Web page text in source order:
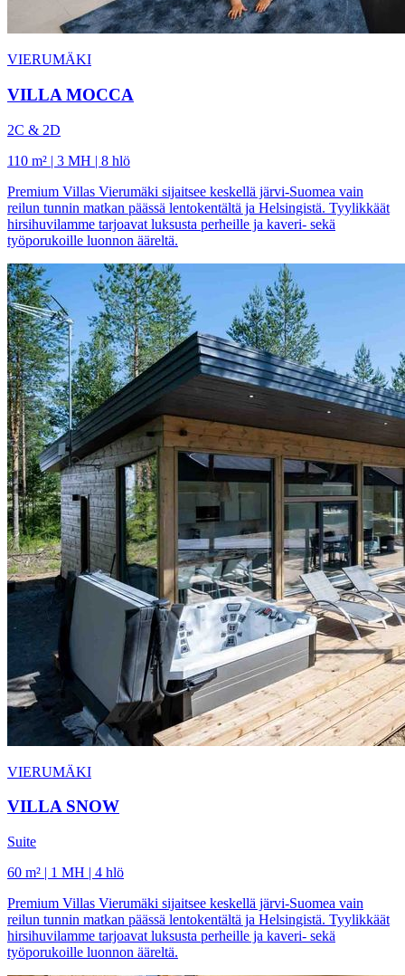
VIERUMÄKI
VILLA MOCCA
2C & 2D
110 m² | 3 MH | 8 hlö
Premium Villas Vierumäki sijaitsee keskellä järvi-Suomea vain
reilun tunnin matkan päässä lentokentältä ja Helsingistä. Tyylikkäät
hirsihuvilamme tarjoavat luksusta perheille ja kaveri- sekä
työporukoille luonnon ääreltä.
VIERUMÄKI
VILLA SNOW
Suite
60 m² | 1 MH | 4 hlö
Premium Villas Vierumäki sijaitsee keskellä järvi-Suomea vain
reilun tunnin matkan päässä lentokentältä ja Helsingistä. Tyylikkäät
hirsihuvilamme tarjoavat luksusta perheille ja kaveri- sekä
työporukoille luonnon ääreltä.